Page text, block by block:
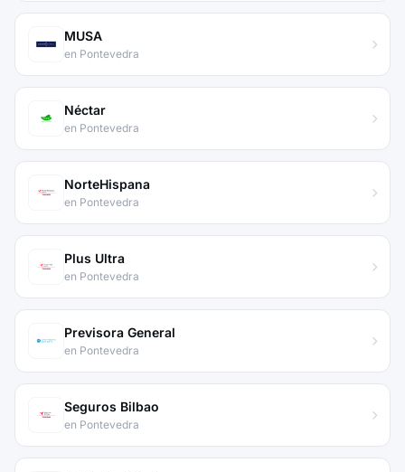
MUSA
en Pontevedra
Néctar
en Pontevedra
NorteHispana
en Pontevedra
Plus Ultra
en Pontevedra
Previsora General
en Pontevedra
Seguros Bilbao
en Pontevedra